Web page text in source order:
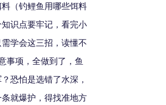
（钓鲤鱼用哪些饵料
识点要牢记，看完小
学会这三招，读懂不
事项，全做到了，鱼
恐怕是选错了水深，
就爆护，得找准地方